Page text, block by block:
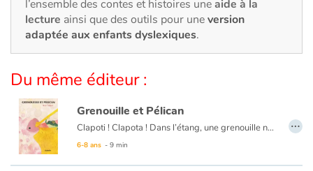
En famille
Quotidien et loisirs
À l'école
Fêtes et évènements
Amour et amitié
l’ensemble des contes et histoires uneaide à la
lecture ainsi que des outils pour uneversion
adaptée aux enfants dyslexiques.
Du même éditeur :
Grenouille et Pélican
Clapoti ! Clapota ! Dans l’étang, une grenouille nage. Passe un pélican qui, d’un coup de bec, la met sans sa poche. Mais bientôt le pélican se désespère : « Je suis affamé ! La pêche a été bien maigre et cette grenouille ne calmera pas ma faim ! ». « Attends Pélican ! » dit la grenouille qui a tout entendu. Laisse-moi m’en aller et je te promets que je grossirai. Pélican se laisse fléchir et décide d'attendre que la grenouille grossisse. Mais le temps passe et la grenouille ne grossit pas…
6-8 ans - 9 min
…